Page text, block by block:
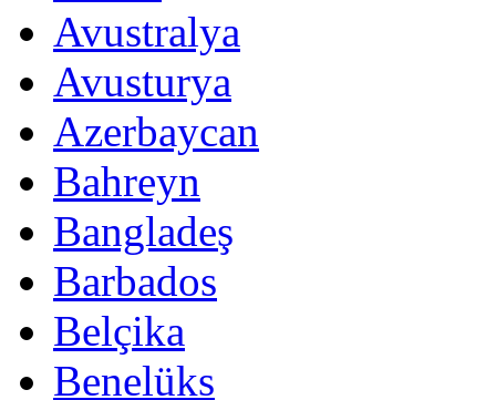
Avustralya
Avusturya
Azerbaycan
Bahreyn
Bangladeş
Barbados
Belçika
Benelüks